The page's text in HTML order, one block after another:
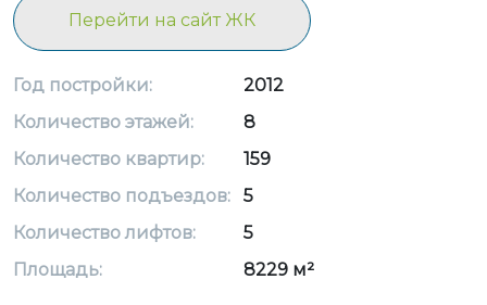
Перейти на сайт ЖК
Год постройки:
2012
Количество этажей:
8
Количество квартир:
159
Количество подъездов:
5
Количество лифтов:
5
Площадь:
8229 м²